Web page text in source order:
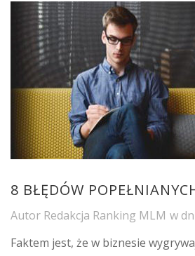
8 BŁĘDÓW
Autor Redakcja Ranking MLM w
Faktem jest, że w biznesie